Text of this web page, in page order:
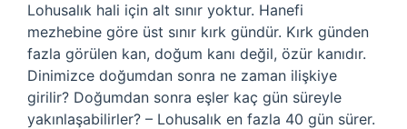
Lohusalık hali için alt sınır yoktur. Hanefi
mezhebine göre üst sınır kırk gündür. Kırk günden
fazla görülen kan, doğum kanı değil, özür kanıdır.
Dinimizce doğumdan sonra ne zaman ilişkiye
girilir? Doğumdan sonra eşler kaç gün süreyle
yakınlaşabilirler? – Lohusalık en fazla 40 gün sürer.